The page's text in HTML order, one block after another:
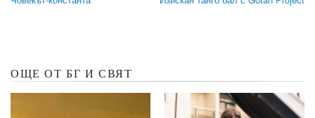
ОЩЕ ОТ БГ И СВЯТ